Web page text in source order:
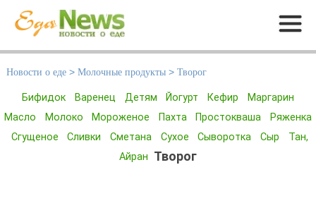
Меню
Новости о еде > Молочные продукты > Творог
Бифидок Варенец Детям Йогурт Кефир
Маргарин
Масло
Молоко Мороженое Пахта Простокваша
Ряженка
Сгущеное
Сливки Сметана Сухое Сыворотка Сыр
Тан,
Айран Творог